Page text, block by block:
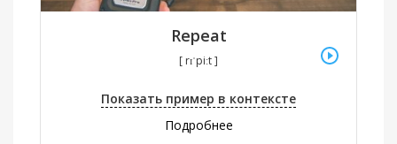
Repeat
[ rɪˈpiːt ]
Показать пример в контексте
Подробнее